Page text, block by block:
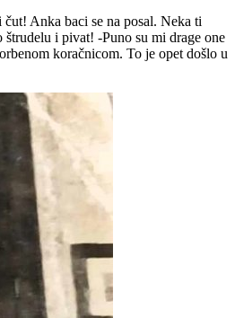
Anka baci se na posal. Neka ti
i pivat! -Puno su mi drage one
koračnicom. To je opet došlo u